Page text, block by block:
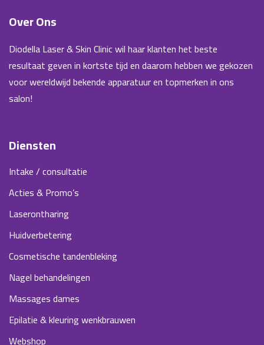
Over Ons
Diodella Laser & Skin Clinic wil haar klanten het beste
resultaat geven in kortste tijd en daarom hebben we gekozen
voor wereldwijd bekende apparatuur en topmerken in ons
salon!
Diensten
Intake / consultatie
Acties & Promo’s
Laserontharing
Huidverbetering
Cosmetische tandenbleking
Nagel behandelingen
Massages dames
Epilatie & kleuring wenkbrauwen
Webshop